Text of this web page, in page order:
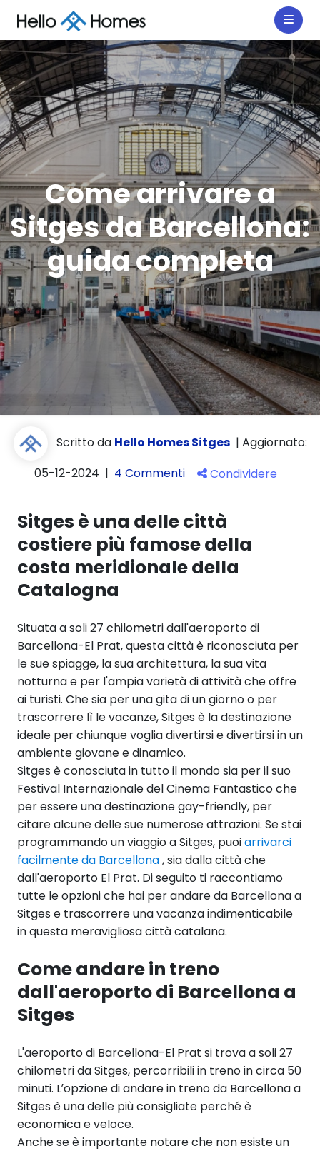
Come arrivare a
Sitges da Barcellona:
guida completa
Scritto da Hello Homes Sitges | Aggiornato:
05-12-2024 | 4 Commenti Condividere
Sitges è una delle città
costiere più famose della
costa meridionale della
Catalogna
Situata a soli 27 chilometri dall'aeroporto di
Barcellona-El Prat, questa città è riconosciuta per
le sue spiagge, la sua architettura, la sua vita
notturna e per l'ampia varietà di attività che offre
ai turisti. Che sia per una gita di un giorno o per
trascorrere lì le vacanze, Sitges è la destinazione
ideale per chiunque voglia divertirsi e divertirsi in un
ambiente giovane e dinamico.
Sitges è conosciuta in tutto il mondo sia per il suo
Festival Internazionale del Cinema Fantastico che
per essere una destinazione gay-friendly, per
citare alcune delle sue numerose attrazioni. Se stai
programmando un viaggio a Sitges, puoiarrivarci
facilmente da Barcellona, sia dalla città che
dall'aeroporto El Prat. Di seguito ti raccontiamo
tutte le opzioni che hai per andare da Barcellona a
Sitges e trascorrere una vacanza indimenticabile
in questa meravigliosa città catalana.
Come andare in treno
dall'aeroporto di Barcellona a
Sitges
L'aeroporto di Barcellona-El Prat si trova a soli 27
chilometri da Sitges, percorribili in treno in circa 50
minuti. L’opzione di andare in treno da Barcellona a
Sitges è una delle più consigliate perché è
economica e veloce.
Anche se è importante notare che non esiste un